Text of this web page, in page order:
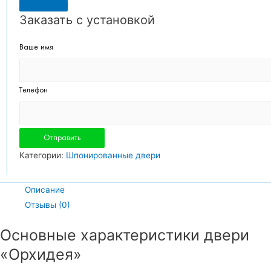
Заказать с установкой
Ваше имя
Телефон
Категории: Шпонированные двери
Описание
Отзывы (0)
Основные характеристики двери
«Орхидея»